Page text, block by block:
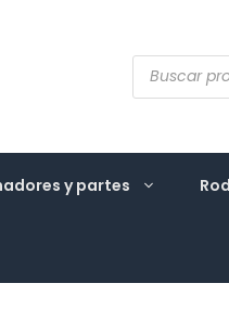
Búsqueda
de
productos
y partes